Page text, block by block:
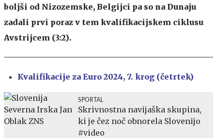
boljši od Nizozemske, Belgijci pa so na Dunaju
zadali prvi poraz v tem kvalifikacijskem ciklusu
Avstrijcem (3:2).
Kvalifikacije za Euro 2024, 7. krog (četrtek)
SPORTAL
Skrivnostna navijaška skupina,
ki je čez noč obnorela Slovenijo
#video